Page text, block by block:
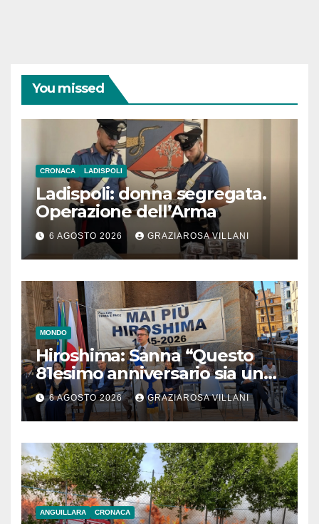
You missed
CRONACA LADISPOLI
Ladispoli: donna segregata.
Operazione dell’Arma
6 AGOSTO 2026 GRAZIAROSA VILLANI
MONDO
Hiroshima: Sanna “Questo
81esimo anniversario sia un
monito per tutti”
6 AGOSTO 2026 GRAZIAROSA VILLANI
ANGUILLARA CRONACA